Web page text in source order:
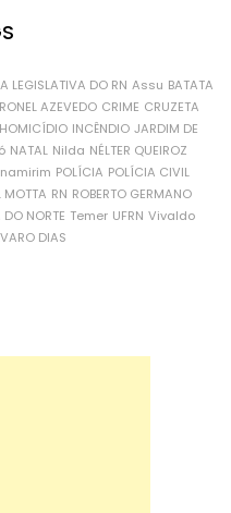
LEGISLATIVA DO RN Assu BATATA
AZEVEDO CRIME CRUZETA
HOMICÍDIO INCÊNDIO JARDIM DE
NATAL Nilda NÉLTER QUEIROZ
POLÍCIA POLÍCIA CIVIL
MOTTA RN ROBERTO GERMANO
DO NORTE Temer UFRN Vivaldo
DIAS